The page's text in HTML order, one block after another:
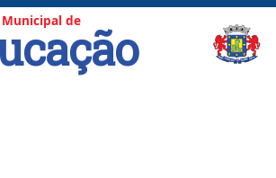
Municipal de